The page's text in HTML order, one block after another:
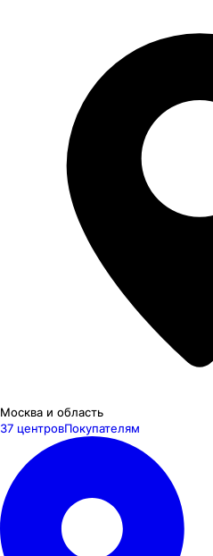
Москва и область
37 центровПокупателям